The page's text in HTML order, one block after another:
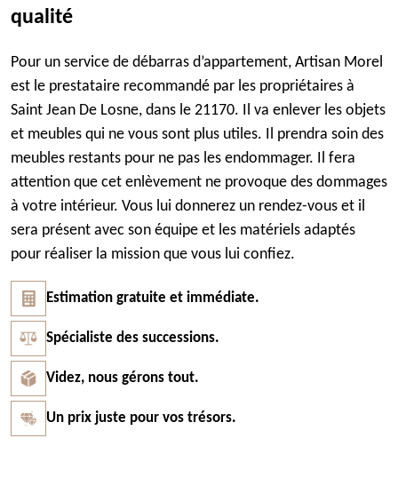
qualité
Pour un service de débarras d’appartement, Artisan Morel
est le prestataire recommandé par les propriétaires à
Saint Jean De Losne, dans le 21170. Il va enlever les objets
et meubles qui ne vous sont plus utiles. Il prendra soin des
meubles restants pour ne pas les endommager. Il fera
attention que cet enlèvement ne provoque des dommages
à votre intérieur. Vous lui donnerez un rendez-vous et il
sera présent avec son équipe et les matériels adaptés
pour réaliser la mission que vous lui confiez.
Estimation gratuite et immédiate.
Spécialiste des successions.
Videz, nous gérons tout.
Un prix juste pour vos trésors.